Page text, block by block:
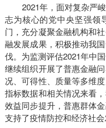
2021年，面对复杂严
志为核心的党中央坚强领
门，充分凝聚金融机构和
融发展成果，积极推动我
伐。为监测评估2021年中
继续组织开展了普惠金融
况、可得性、质量等多维
指标数据和相关情况来看
效益同步提升，普惠群体
支持了疫情防控和经济社会